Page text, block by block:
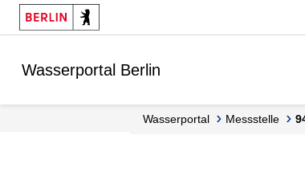
Springe zur Navigation
Springe zum Inhalt
Wasserportal Berlin
Wasserportal Messstelle